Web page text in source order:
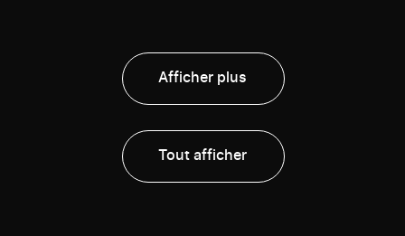
Afficher plus
Tout afficher